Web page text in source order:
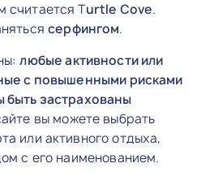
Turtle Cove.
серфингом.
любые активности или
с повышенными рисками
застрахованы
вы можете выбрать
или активного отдыха,
с его наименованием.